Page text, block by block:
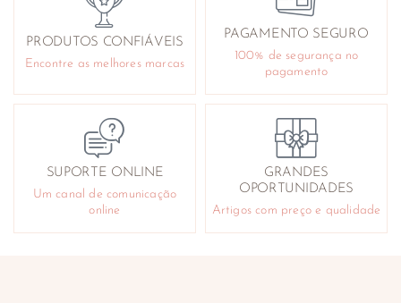
PRODUTOS CONFIÁVEIS
Encontre as melhores marcas
PAGAMENTO SEGURO
100% de segurança no
pagamento
SUPORTE ONLINE
Um canal de comunicação
online
GRANDES
OPORTUNIDADES
Artigos com preço e qualidade